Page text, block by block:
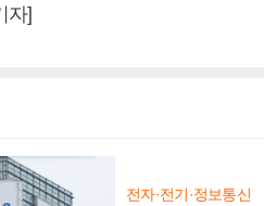
자]
전자·전기·정보통신